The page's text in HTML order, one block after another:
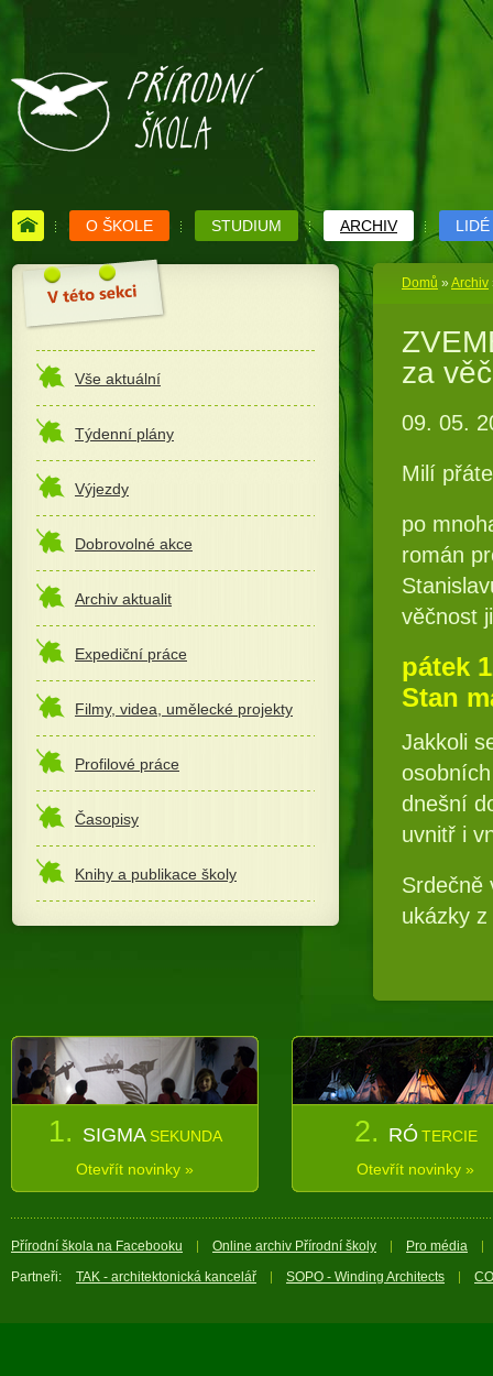
O ŠKOLE STUDIUM ARCHIV LIDÉ
Vše aktuální
Týdenní plány
Výjezdy
Dobrovolné akce
Archiv aktualit
Expediční práce
Filmy, videa, umělecké projekty
Profilové práce
Časopisy
Knihy a publikace školy
Domů » Archiv
za
09. 05.
Milí
po
román
věčnost
pátek
Stan
Jakkoli
dnešní
uvnitř i
Srdečně
ukázky
1. SIGMA SEKUNDA
Otevřít novinky »
2. RÓ TERCIE
Otevřít novinky »
Přírodní škola na Facebooku Online archiv Přírodní školy
Pro média
Partneři:
TAK - architektonická kancelář SOPO - Winding Architects